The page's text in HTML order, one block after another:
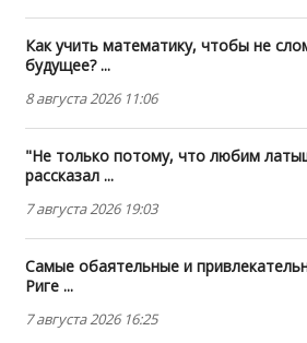
Как учить математику, чтобы не
будущее? ...
8 августа 2026 11:06
"Не только потому, что любим
рассказал ...
7 августа 2026 19:03
Самые обаятельные и
Риге ...
7 августа 2026 16:25